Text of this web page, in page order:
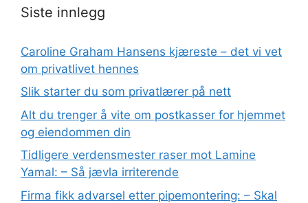
Siste innlegg
Caroline Graham Hansens kjæreste – det vi vet
om privatlivet hennes
Slik starter du som privatlærer på nett
Alt du trenger å vite om postkasser for hjemmet
og eiendommen din
Tidligere verdensmester raser mot Lamine
Yamal: – Så jævla irriterende
Firma fikk advarsel etter pipemontering: – Skal